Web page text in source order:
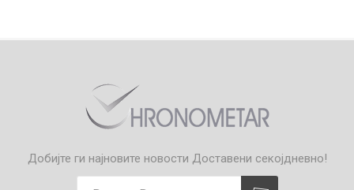
Добијте ги најновите новости Доставени секојдневно!